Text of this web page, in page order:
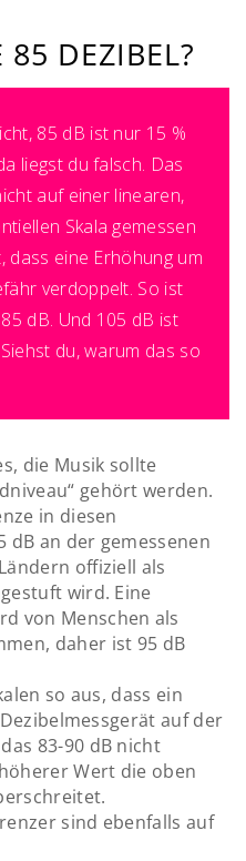
85 DEZIBEL?
85 dB ist nur 15 %
liegst du falsch. Das
auf einer linearen,
Skala gemessen
dass eine Erhöhung um
verdoppelt. So ist
dB. Und 105 dB ist
du, warum das so
die Musik sollte
gehört werden.
in diesen
dB an der gemessenen
offiziell als
wird. Eine
von Menschen als
daher ist 95 dB
so aus, dass ein
auf der
83-90 dB nicht
Wert die oben
sind ebenfalls auf